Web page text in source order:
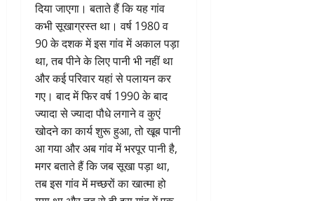
दिया जाएगा। बताते हैं कि यह गांव
कभी सूखाग्रस्त था। वर्ष 1980 व
90 के दशक में इस गांव में अकाल पड़ा
था, तब पीने के लिए पानी भी नहीं था
और कई परिवार यहां से पलायन कर
गए। बाद में फिर वर्ष 1990 के बाद
ज्यादा से ज्यादा पौधे लगाने व कुएं
खोदने का कार्य शुरू हुआ, तो खूब पानी
आ गया और अब गांव में भरपूर पानी है,
मगर बताते हैं कि जब सूखा पड़ा था,
तब इस गांव में मच्छरों का खात्मा हो